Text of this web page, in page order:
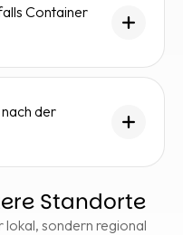
Container
der
Standorte
lokal, sondern regional